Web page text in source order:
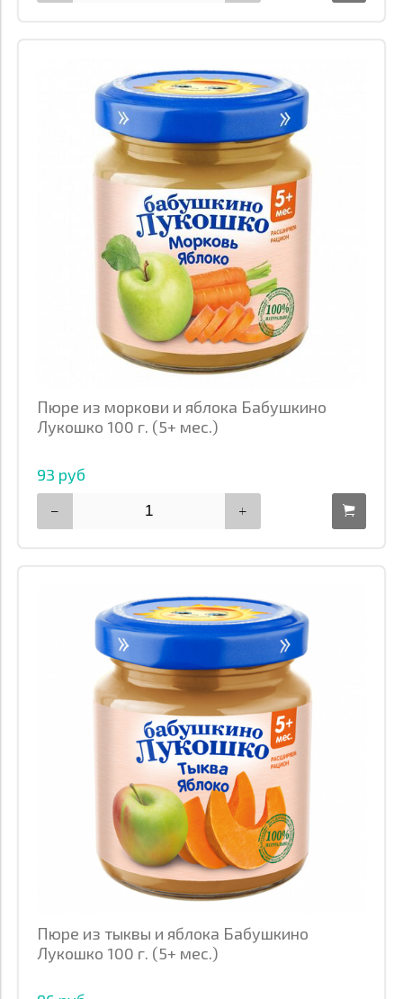
Пюре из моркови и яблока Бабушкино
Лукошко 100 г. (5+ мес.)
93 руб
Пюре из тыквы и яблока Бабушкино
Лукошко 100 г. (5+ мес.)